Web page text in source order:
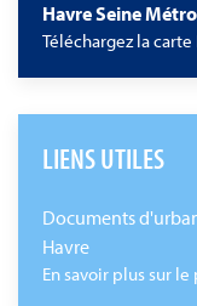
Havre Seine
Téléchargez la carte
LIENS UTILES
Documents
Havre
En savoir plus sur